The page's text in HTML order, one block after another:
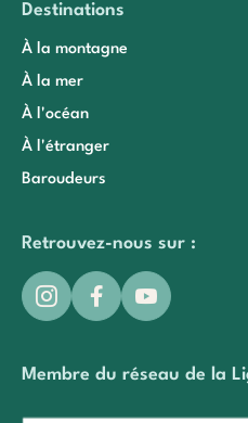
Destinations
À la montagne
À la mer
À l'océan
À l'étranger
Baroudeurs
Retrouvez-nous sur :
Membre du réseau de la